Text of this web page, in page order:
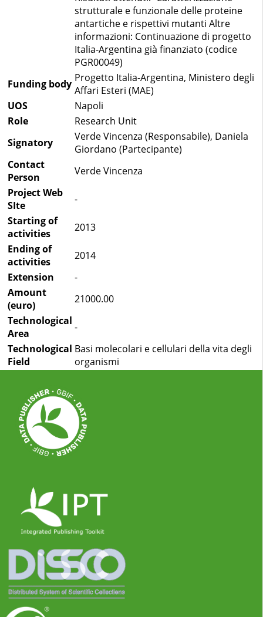
strutturale e funzionale delle proteine
antartiche e rispettivi mutanti Altre
informazioni: Continuazione di progetto
Italia-Argentina già finanziato (codice
PGR00049)
Funding body Progetto Italia-Argentina, Ministero degli
Affari Esteri (MAE)
UOS
Napoli
Role
Research Unit
Signatory
Verde Vincenza (Responsabile), Daniela
Giordano (Partecipante)
Contact
Person
Verde Vincenza
Project Web
SIte
-
Starting of
activities
2013
Ending of
activities
2014
Extension
-
Amount
(euro)
21000.00
Technological
Area
-
Technological
Field
Basi molecolari e cellulari della vita degli
organismi